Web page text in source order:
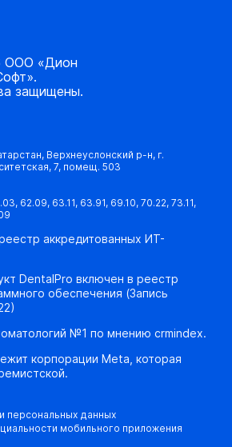
ООО «Дион
защищены.
Верхнеуслонский р-н, г.
7, помещ. 503
62.09, 63.11, 63.91, 69.10, 70.22, 73.11,
аккредитованных ИТ-
DentalPro включен в реестр
обеспечения (Запись
№1 по мнению crmindex.
корпорации Meta, которая
персональных данных
мобильного приложения